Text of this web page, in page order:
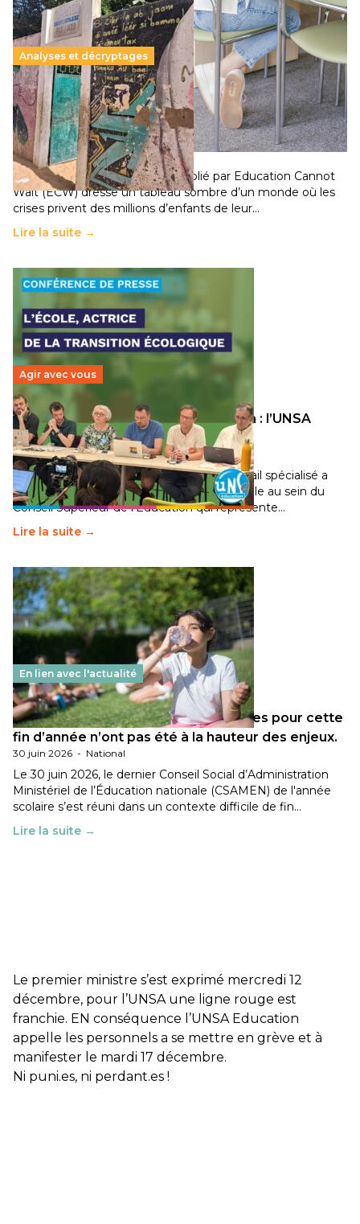
Analyses et décryptages
258 millions d’enfants victimes de la guerre, des
chocs climatiques et des déplacements de
population
11 juillet 2026- National
Un nouveau rapport mondial publié par Education Cannot
Wait (ECW) dresse un tableau sombre d’un monde où les
crises privent des millions d’enfants de leur…
Lire la suite →
Agir avec vous
Transition écologique de l’éducation : l’UNSA
Éducation fait bouger les lignes
30 juin 2026-National
Pendant plusieurs mois, un groupe de travail spécialisé a
travaillé sur la transition écologique de l’Ecole au sein du
Conseil Supérieur de l’Éducation qui représente…
Lire la suite →
En lien avec l'actualité
Les décisions ministérielles attendues pour cette
fin d’année n’ont pas été à la hauteur des enjeux.
30 juin 2026 - National
Le 30 juin 2026, le dernier Conseil Social d’Administration
Ministériel de l’Éducation nationale (CSAMEN) de l'année
scolaire s’est réuni dans un contexte difficile de fin…
Lire la suite →
Le premier ministre s’est exprimé mercredi 12
décembre, pour l’UNSA une ligne rouge est
franchie. EN conséquence l’UNSA Education
appelle les personnels a se mettre en grève et à
manifester le mardi 17 décembre.
Ni puni.es, ni perdant.es !